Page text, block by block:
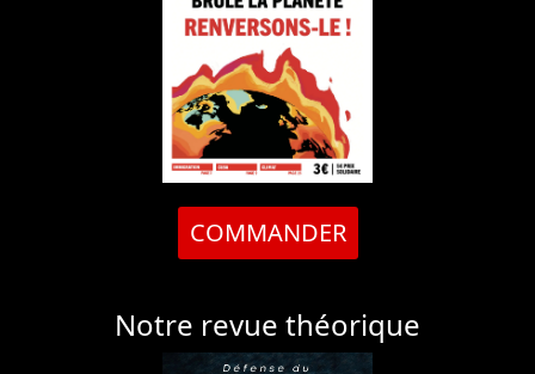
COMMANDER
Notre revue théorique